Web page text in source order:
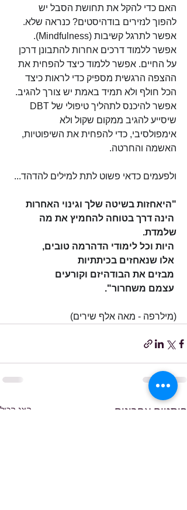
האם כדי להקל את תחושת הסבל יש
להפוך לנזירים בודהיסטים? כנראה שלא.
אפשר לתרגל קשיבות (Mindfulness).
אפשר ללמוד דרכים אחרות להתבונן דרכן
על החיים. אפשר ללמוד כיצד להפחית את
ההצפה הרגשית מספיק כדי לראות כיצד
הכל חולף ולא תמיד באמת יש צורך להגיב.
שיסייע להגיב ממקום שקול ולא
אימפולסיבי, כדי להפחית את השיפוטיות,
האשמה והחרטה.
ולפעמים כדאי פשוט לתת למילים להדהד...
"היאחזות בשיטה שלך וגינוי האחרות
הינה דרך בטוחה להחמיץ את מה
שלמדת.
היות וכל לימודי הדהרמה טובים,
אלו שנאחזים בכיתתיות
מבזים את הבודהיזם וקורעים
עצמם משחרור".
(מילרפה - מאה אלף שירים)
פוסטים אחרונים הצג הכול